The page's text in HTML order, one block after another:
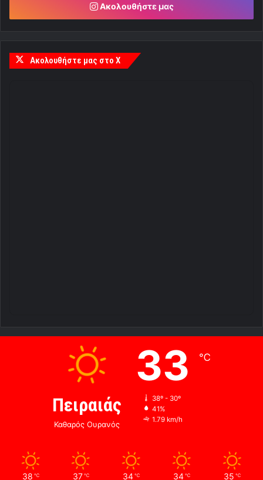
Ακολουθήστε μας
Ακολουθήστε μας στο X
Πειραιάς
Καθαρός Ουρανός
33 ℃
38º - 30º
41%
1.79 km/h
38 ℃ 37 ℃ 34 ℃ 34 ℃ 35 ℃